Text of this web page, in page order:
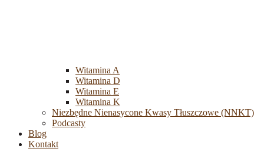
Witamina A
Witamina D
Witamina E
Witamina K
Niezbędne Nienasycone Kwasy Tłuszczowe (NNKT)
Podcasty
Blog
Kontakt